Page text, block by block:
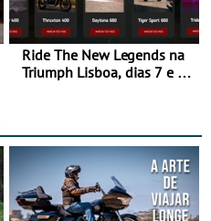
Ride The New Legends na
Triumph Lisboa, dias 7 e 8